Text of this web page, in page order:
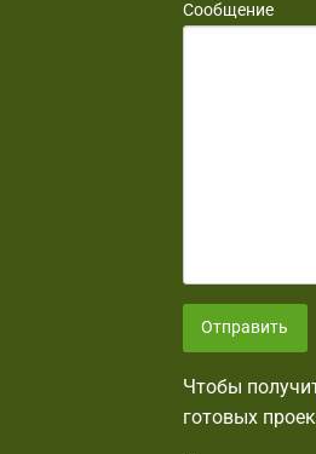
Сообщение
Отправить
Чтобы
готовых